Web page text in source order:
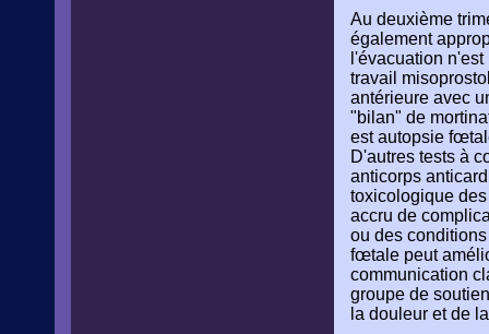
Au deuxième
également
l'évacuation
travail
antérieure avec
"bilan" de
est autopsie
D'autres tests à
anticorps
toxicologique
accru de
ou des
fœtale peut
communication
groupe de
la douleur et de